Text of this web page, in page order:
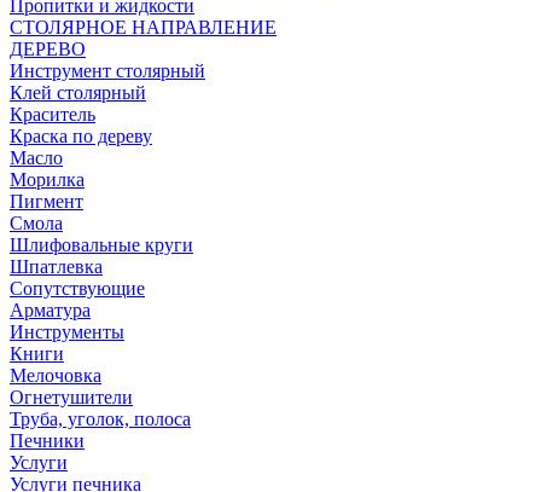
Пропитки и жидкости
СТОЛЯРНОЕ НАПРАВЛЕНИЕ
ДЕРЕВО
Инструмент столярный
Клей столярный
Краситель
Краска по дереву
Масло
Морилка
Пигмент
Смола
Шлифовальные круги
Шпатлевка
Сопутствующие
Арматура
Инструменты
Книги
Мелочовка
Огнетушители
Труба, уголок, полоса
Печники
Услуги
Услуги печника